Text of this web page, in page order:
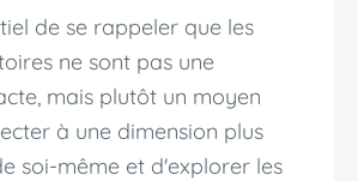
de se rappeler que les
ne sont pas une
mais plutôt un moyen
à une dimension plus
soi-même et d'explorer les